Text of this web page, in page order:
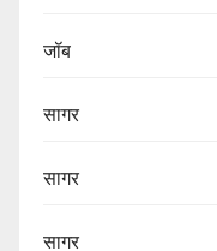
जॉब
सागर
सागर
सागर